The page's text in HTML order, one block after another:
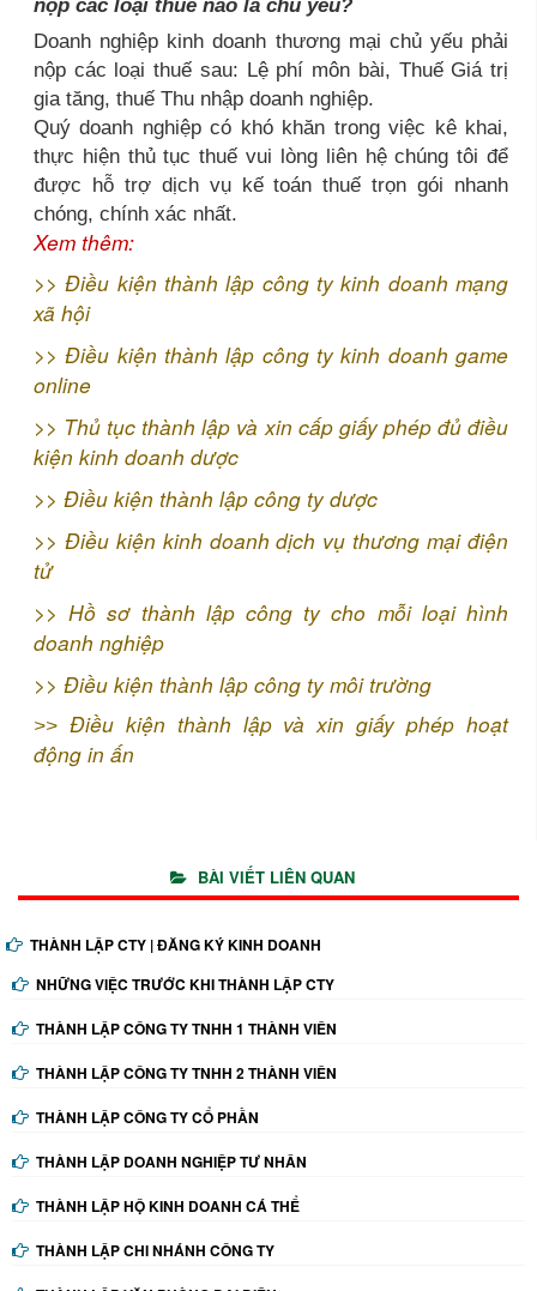
Doanh nghiệp kinh doanh thương mại chủ yếu phải
nộp các loại thuế sau: Lệ phí môn bài, Thuế Giá trị
gia tăng, thuế Thu nhập doanh nghiệp.
Quý doanh nghiệp có khó khăn trong việc kê khai,
thực hiện thủ tục thuế vui lòng liên hệ chúng tôi để
được hỗ trợ dịch vụ kế toán thuế trọn gói nhanh
chóng, chính xác nhất.
Xem thêm:
>>Điều kiện thành lập công ty kinh doanh mạng
xã hội
>>Điều kiện thành lập công ty kinh doanh game
online
>> Thủ tục thành lập và xin cấp giấy phép đủ điều
kiện kinh doanh dược
>> Điều kiện thành lập công ty dược
>> Điều kiện kinh doanh dịch vụ thương mại điện
tử
>>Hồ sơ thành lập công ty cho mỗi loại hình
doanh nghiệp
>> Điều kiện thành lập công ty môi trường
>> Điều kiện thành lập và xin giấy phép hoạt
động in ấn
BÀI VIẾT LIÊN QUAN
THÀNH LẬP CTY | ĐĂNG KÝ KINH DOANH
NHỮNG VIỆC TRƯỚC KHI THÀNH LẬP CTY
THÀNH LẬP CÔNG TY TNHH 1 THÀNH VIÊN
THÀNH LẬP CÔNG TY TNHH 2 THÀNH VIÊN
THÀNH LẬP CÔNG TY CỔ PHẦN
THÀNH LẬP DOANH NGHIỆP TƯ NHÂN
THÀNH LẬP HỘ KINH DOANH CÁ THỂ
THÀNH LẬP CHI NHÁNH CÔNG TY